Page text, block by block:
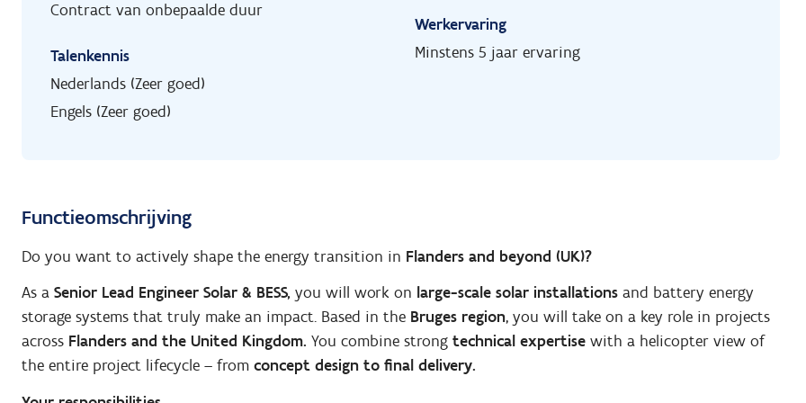
Contract van onbepaalde duur
Talenkennis
Nederlands (Zeer goed)
Engels (Zeer goed)
Werkervaring
Minstens 5 jaar ervaring
Functieomschrijving
Do you want to actively shape the energy transition in Flanders and beyond (UK)?
As a Senior Lead Engineer Solar & BESS, you will work on large-scale solar installations and battery energy
storage systems that truly make an impact. Based in the Bruges region, you will take on a key role in projects
across Flanders and the United Kingdom. You combine strong technical expertise with a helicopter view of
the entire project lifecycle – from concept design to final delivery.